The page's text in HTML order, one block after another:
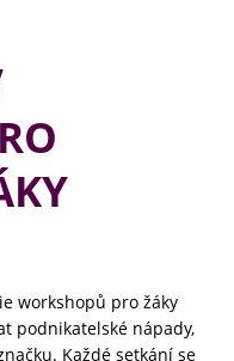
workshopů pro žáky
podnikatelské nápady,
Každé setkání se